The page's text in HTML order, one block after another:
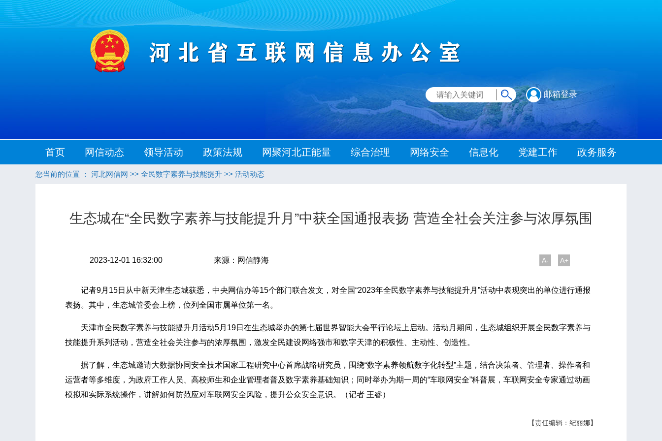
邮箱登录
首页 网信动态 领导活动 政策法规 网聚河北正能量 综合治理 网络安全 信息化 党建工作 政务服务
您当前的位置 ： 河北网信网 >> 全民数字素养与技能提升 >> 活动动态
生态城在“全民数字素养与技能提升月”中获全国通报表扬 营造全社会关注参与浓厚氛围
2023-12-01 16:32:00 来源：网信静海 A- A+
记者9月15日从中新天津生态城获悉，中央网信办等15个部门联合发文，对全国“2023年全民数字素养与技能提升月”活动中表现突出的单位进行通报
表扬。其中，生态城管委会上榜，位列全国市属单位第一名。
天津市全民数字素养与技能提升月活动5月19日在生态城举办的第七届世界智能大会平行论坛上启动。活动月期间，生态城组织开展全民数字素养与
技能提升系列活动，营造全社会关注参与的浓厚氛围，激发全民建设网络强市和数字天津的积极性、主动性、创造性。
据了解，生态城邀请大数据协同安全技术国家工程研究中心首席战略研究员，围绕“数字素养领航数字化转型”主题，结合决策者、管理者、操作者和
运营者等多维度，为政府工作人员、高校师生和企业管理者普及数字素养基础知识；同时举办为期一周的“车联网安全”科普展，车联网安全专家通过动画
模拟和实际系统操作，讲解如何防范应对车联网安全风险，提升公众安全意识。（记者 王睿）
【责任编辑：纪丽娜】